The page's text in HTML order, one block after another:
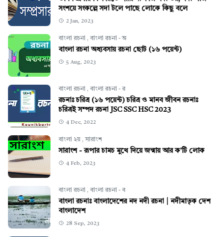
সংশয়ে সংকল্পে সদা টলে পাছে লোকে কিছু বলে
2 Jan, 2023
বাংলা রচনা , বাংলা রচনা - অ
বাংলা রচনা অধ্যবসায় রচনা ছোট (১৬ পয়েন্ট)
5 Aug, 2023
বাংলা রচনা , বাংলা রচনা - র
রচনাঃ চরিত্র (১৬ পয়েন্ট) চরিত্র ও মানব জীবন রচনাঃ
চরিত্রই সম্পদ রচনা JSC SSC HSC 2023
4 Dec, 2022
বাংলা ২য় , সারাংশ
সারাংশ - রূপার চামচ মুখে দিয়ে জন্মায় আর ক'টি লোক
4 Feb, 2023
বাংলা রচনা , বাংলা রচনা - ব
বাংলা রচনাঃ বাংলাদেশের নদ নদী রচনা | নদীমাতৃক দেশ
বাংলাদেশ
28 Sep, 2023